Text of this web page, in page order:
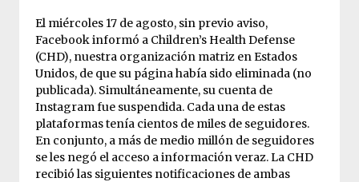
El miércoles 17 de agosto, sin previo aviso,
Facebook informó a Children’s Health Defense
(CHD), nuestra organización matriz en Estados
Unidos, de que su página había sido eliminada (no
publicada). Simultáneamente, su cuenta de
Instagram fue suspendida. Cada una de estas
plataformas tenía cientos de miles de seguidores.
En conjunto, a más de medio millón de seguidores
se les negó el acceso a información veraz. La CHD
recibió las siguientes notificaciones de ambas